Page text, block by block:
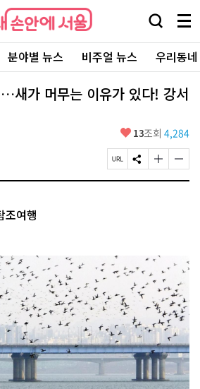
검
창
열
기
메
뉴
전
체
보
기
분야별 뉴스 비주얼 뉴스 우리동
새가 머무는 이유가 있다! 강서
좋
요
13조회 4,284
페
이
S
N
글
자
하
기
글
자
하
기
조여행